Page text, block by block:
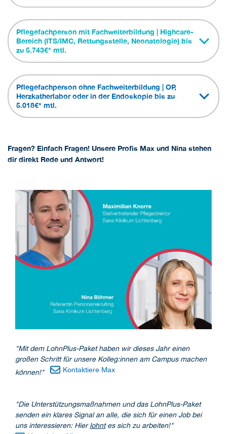
Pflegefachperson mit Fachweiterbildung | Highcare-
Bereich (ITS/IMC, Rettungsstelle, Neonatologie) bis
zu 5.743€* mtl.
Pflegefachperson ohne Fachweiterbildung | OP,
Herzkatherlabor oder in der Endoskopie bis zu
5.018€* mtl.
Fragen? Einfach Fragen! Unsere Profis Max und Nina stehen
dir direkt Rede und Antwort!
"Mit dem LohnPlus-Paket haben wir dieses Jahr einen
großen Schritt für unsere Kolleg:innen am Campus machen
können!"
Kontaktiere Max
"Die Unterstützungsmaßnahmen und das LohnPlus-Paket
senden ein klares Signal an alle, die sich für einen Job bei
uns interessieren: Hierlohntes sich zu arbeiten!"